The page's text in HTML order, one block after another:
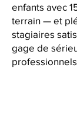
enfants avec
terrain — et
stagiaires
gage de